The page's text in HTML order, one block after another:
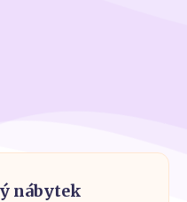
nábytek